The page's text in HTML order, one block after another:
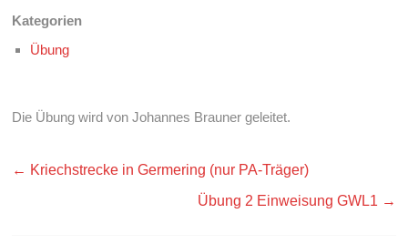
Kategorien
Übung
Die Übung wird von Johannes Brauner geleitet.
← Kriechstrecke in Germering (nur PA-Träger)
Übung 2 Einweisung GWL1 →